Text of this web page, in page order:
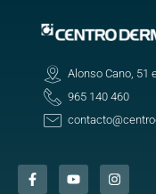
Alonso Cano, 51
965 140 460